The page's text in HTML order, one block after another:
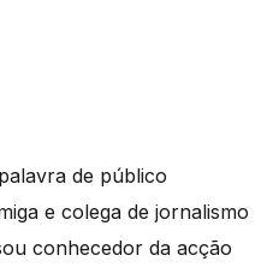
de público
e colega de jornalismo
conhecedor da acção